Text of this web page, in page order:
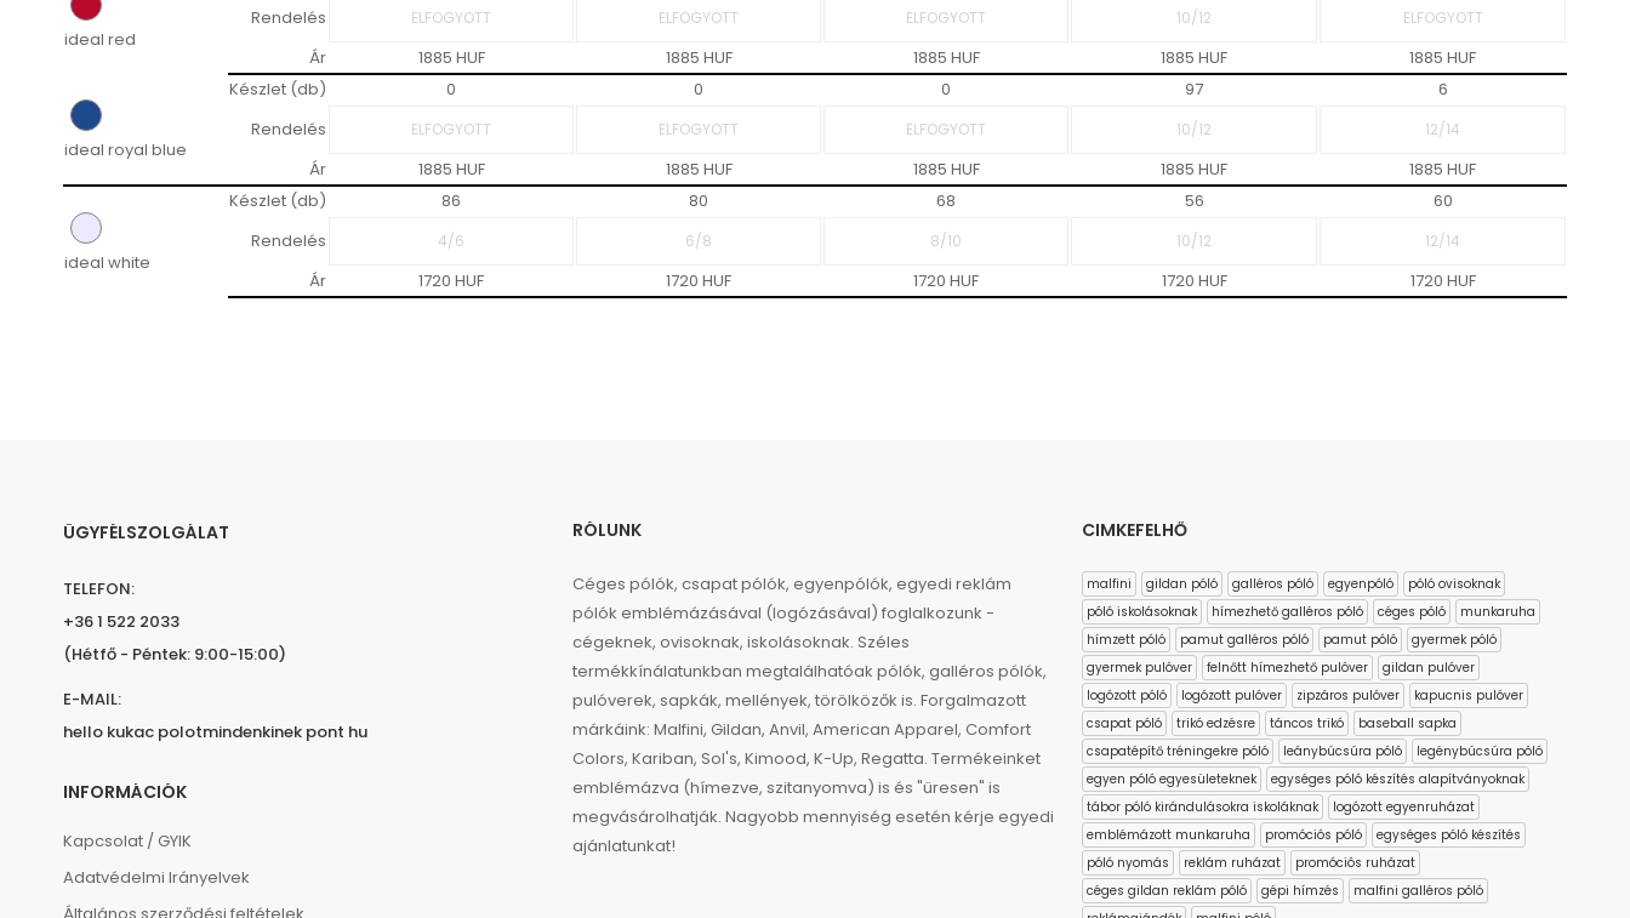
ideal red
Rendelés
Ár
1885 HUF 1885 HUF 1885 HUF 1885 HUF 1885 HUF
ideal royal blue
Készlet (db) 0 0 0 97
6
Rendelés
Ár
1885 HUF 1885 HUF 1885 HUF 1885 HUF 1885 HUF
ideal white
Készlet (db) 86 80 68 56
60
Rendelés
Ár
1720 HUF 1720 HUF 1720 HUF 1720 HUF 1720 HUF
ÜGYFÉLSZOLGÁLAT
TELEFON:
+36 1 522 2033
(Hétfő - Péntek: 9:00-15:00)
E-MAIL:
hello kukac polotmindenkinek pont hu
INFORMÁCIÓK
Kapcsolat / GYIK
Adatvédelmi Irányelvek
RÓLUNK
Céges pólók, csapat pólók, egyenpólók, egyedi reklám
pólók emblémázásával (logózásával) foglalkozunk -
cégeknek, ovisoknak, iskolásoknak. Széles
termékkínálatunkban megtalálhatóak pólók, galléros pólók,
pulóverek, sapkák, mellények, törölközők is. Forgalmazott
márkáink: Malfini, Gildan, Anvil, American Apparel, Comfort
Colors, Kariban, Sol's, Kimood, K-Up, Regatta. Termékeinket
emblémázva (hímezve, szitanyomva) is és "üresen" is
megvásárolhatják. Nagyobb mennyiség esetén kérje egyedi
ajánlatunkat!
CIMKEFELHŐ
malfini gildan póló galléros póló egyenpóló
póló ovisoknak
póló iskolásoknak
hímezhető galléros póló céges póló
munkaruha
hímzett póló
pamut galléros póló pamut póló
gyermek póló
gyermek pulóver
felnőtt hímezhető pulóver
gildan pulóver
logózott póló
logózott pulóver zipzáros pulóver
kapucnis pulóver
csapat póló
trikó edzésre táncos trikó
baseball sapka
csapatépítő tréningekre póló
leánybúcsúra póló
legénybúcsúra póló
egyen póló egyesületeknek
egységes póló készítés alapítványoknak
tábor póló kirándulásokra iskoláknak
logózott egyenruházat
emblémázott munkaruha
promóciós póló
egységes póló készítés
póló nyomás
reklám ruházat
promóciós ruházat
céges gildan reklám póló
gépi hímzés
malfini galléros póló